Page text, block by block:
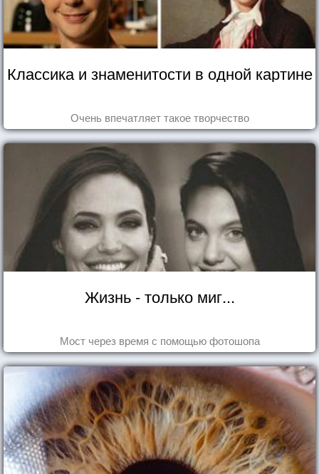
Классика и знаменитости в одной картине
Очень впечатляет такое творчество
Жизнь - только миг...
Мост через время с помощью фотошопа